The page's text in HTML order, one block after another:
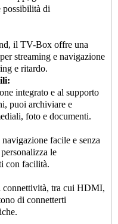
di
il TV-Box offre una
streaming e navigazione
e ritardo.
integrato e al supporto
puoi archiviare e
foto e documenti.
facile e senza
le
con facilità.
tra cui HDMI,
di connetterti